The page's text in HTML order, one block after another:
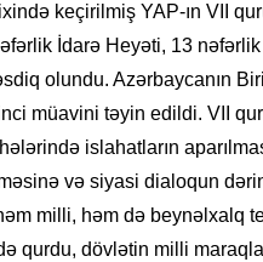
keçirilmiş YAP-ın VII
İdarə Heyəti, 13
olundu. Azərbaycanın
müavini təyin edildi. VII
islahatların
və siyasi dialoqun
milli, həm də beynəlxalq
qurdu, dövlətin milli